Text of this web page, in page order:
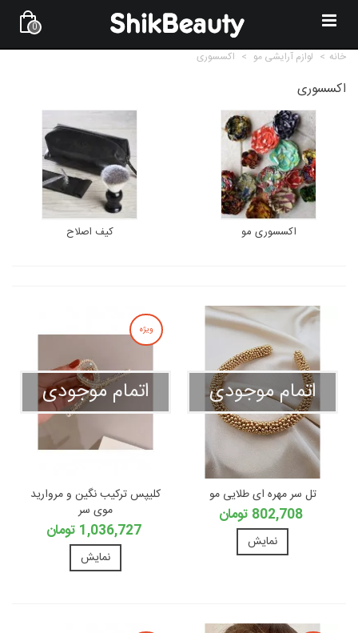
0
خانه > لوازم آرایشی مو > اکسسوری
اکسسوری
اکسسوری مو کیف اصلاح
اتمام موجودی
تل سر مهره ای طلایی مو
802,708 تومان
نمایش
ویژه
اتمام موجودی
کلیپس ترکیب نگین و مروارید
موی سر
1,036,727 تومان
نمایش